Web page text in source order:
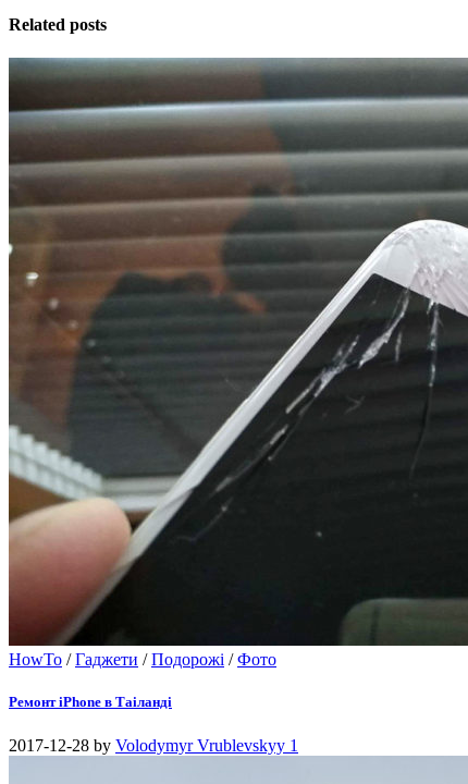
Related posts
HowTo /Гаджети /Подорожі /Фото
Ремонт iPhone в Таіланді
2017-12-28 by Volodymyr Vrublevskyy 1